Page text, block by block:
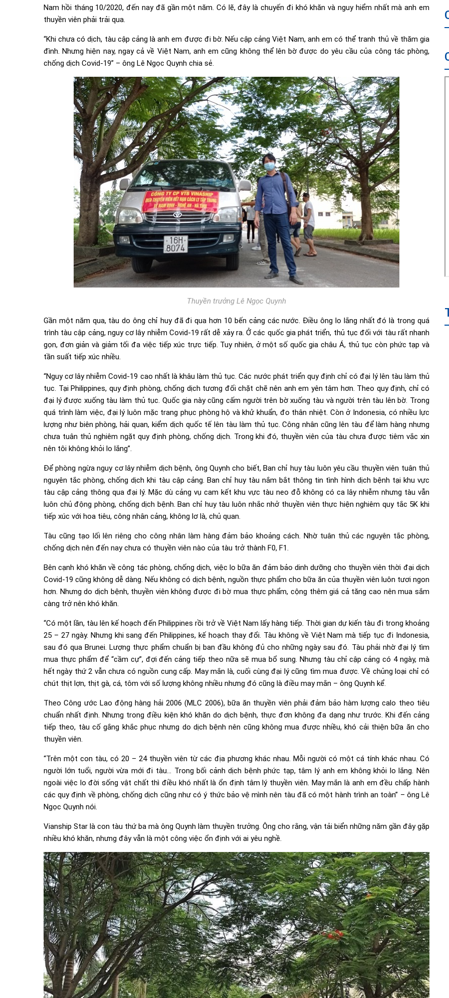
Nam hồi tháng 10/2020, đến nay đã gần một năm. Có lẽ, đây là chuyến đi khó khăn và nguy hiểm nhất mà anh em
thuyền viên phải trải qua.
“Khi chưa có dịch, tàu cập cảng là anh em được đi bờ. Nếu cập cảng Việt Nam, anh em có thể tranh thủ về thăm gia
đình. Nhưng hiện nay, ngay cả về Việt Nam, anh em cũng không thể lên bờ được do yêu cầu của công tác phòng,
chống dịch Covid-19” – ông Lê Ngọc Quynh chia sẻ.
Thuyền trưởng Lê Ngọc Quynh
Gần một năm qua, tàu do ông chỉ huy đã đi qua hơn 10 bến cảng các nước. Điều ông lo lắng nhất đó là trong quá
trình tàu cập cảng, nguy cơ lây nhiễm Covid-19 rất dễ xảy ra. Ở các quốc gia phát triển, thủ tục đối với tàu rất nhanh
gọn, đơn giản và giảm tối đa việc tiếp xúc trực tiếp. Tuy nhiên, ở một số quốc gia châu Á, thủ tục còn phức tạp và
tần suất tiếp xúc nhiều.
“Nguy cơ lây nhiễm Covid-19 cao nhất là khâu làm thủ tục. Các nước phát triển quy định chỉ có đại lý lên tàu làm thủ
tục. Tại Philippines, quy định phòng, chống dịch tương đối chặt chẽ nên anh em yên tâm hơn. Theo quy định, chỉ có
đại lý được xuống tàu làm thủ tục. Quốc gia này cũng cấm người trên bờ xuống tàu và người trên tàu lên bờ. Trong
quá trình làm việc, đại lý luôn mặc trang phục phòng hộ và khử khuẩn, đo thân nhiệt. Còn ở Indonesia, có nhiều lực
lượng như biên phòng, hải quan, kiểm dịch quốc tế lên tàu làm thủ tục. Công nhân cũng lên tàu để làm hàng nhưng
chưa tuân thủ nghiêm ngặt quy định phòng, chống dịch. Trong khi đó, thuyền viên của tàu chưa được tiêm vắc xin
nên tôi không khỏi lo lắng”.
Để phòng ngừa nguy cơ lây nhiễm dịch bệnh, ông Quynh cho biết, Ban chỉ huy tàu luôn yêu cầu thuyền viên tuân thủ
nguyên tắc phòng, chống dịch khi tàu cập cảng. Ban chỉ huy tàu nắm bắt thông tin tình hình dịch bệnh tại khu vực
tàu cập cảng thông qua đại lý. Mặc dù cảng vụ cam kết khu vực tàu neo đỗ không có ca lây nhiễm nhưng tàu vẫn
luôn chủ động phòng, chống dịch bệnh. Ban chỉ huy tàu luôn nhắc nhở thuyền viên thực hiện nghiêm quy tắc 5K khi
tiếp xúc với hoa tiêu, công nhân cảng, không lơ là, chủ quan.
Tàu cũng tạo lối lên riêng cho công nhân làm hàng đảm bảo khoảng cách. Nhờ tuân thủ các nguyên tắc phòng,
chống dịch nên đến nay chưa có thuyền viên nào của tàu trở thành F0, F1.
Bên cạnh khó khăn về công tác phòng, chống dịch, việc lo bữa ăn đảm bảo dinh dưỡng cho thuyền viên thời đại dịch
Covid-19 cũng không dễ dàng. Nếu không có dịch bệnh, nguồn thực phẩm cho bữa ăn của thuyền viên luôn tươi ngon
hơn. Nhưng do dịch bệnh, thuyền viên không được đi bờ mua thực phẩm, cộng thêm giá cả tăng cao nên mua sắm
càng trở nên khó khăn.
“Có một lần, tàu lên kế hoạch đến Philippines rồi trở về Việt Nam lấy hàng tiếp. Thời gian dự kiến tàu đi trong khoảng
25 – 27 ngày. Nhưng khi sang đến Philippines, kế hoạch thay đổi. Tàu không về Việt Nam mà tiếp tục đi Indonesia,
sau đó qua Brunei. Lượng thực phẩm chuẩn bị ban đầu không đủ cho những ngày sau đó. Tàu phải nhờ đại lý tìm
mua thực phẩm để “cầm cự”, đợi đến cảng tiếp theo nữa sẽ mua bổ sung. Nhưng tàu chỉ cập cảng có 4 ngày, mà
hết ngày thứ 2 vẫn chưa có nguồn cung cấp. May mắn là, cuối cùng đại lý cũng tìm mua được. Về chủng loại chỉ có
chút thịt lợn, thịt gà, cá, tôm với số lượng không nhiều nhưng đó cũng là điều may mắn – ông Quynh kể.
Theo Công ước Lao động hàng hải 2006 (MLC 2006), bữa ăn thuyền viên phải đảm bảo hàm lượng calo theo tiêu
chuẩn nhất định. Nhưng trong điều kiện khó khăn do dịch bệnh, thực đơn không đa dạng như trước. Khi đến cảng
tiếp theo, tàu cố gắng khắc phục nhưng do dịch bệnh nên cũng không mua được nhiều, khó cải thiện bữa ăn cho
thuyền viên.
“Trên một con tàu, có 20 – 24 thuyền viên từ các địa phương khác nhau. Mỗi người có một cá tính khác nhau. Có
người lớn tuổi, người vừa mới đi tàu… Trong bối cảnh dịch bệnh phức tạp, tâm lý anh em không khỏi lo lắng. Nên
ngoài việc lo đời sống vật chất thì điều khó nhất là ổn định tâm lý thuyền viên. May mắn là anh em đều chấp hành
các quy định về phòng, chống dịch cũng như có ý thức bảo vệ mình nên tàu đã có một hành trình an toàn” – ông Lê
Ngọc Quynh nói.
Vianship Star là con tàu thứ ba mà ông Quynh làm thuyền trưởng. Ông cho rằng, vận tải biển những năm gần đây gặp
nhiều khó khăn, nhưng đây vẫn là một công việc ổn định với ai yêu nghề.